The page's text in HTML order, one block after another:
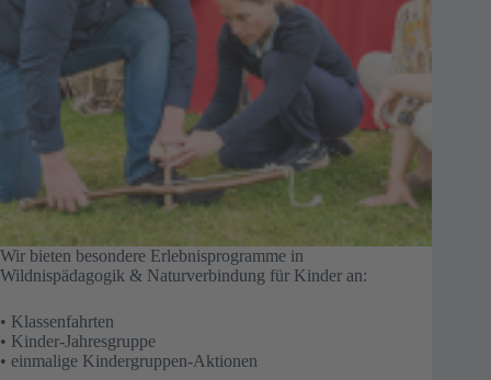
Wir bieten besondere Erlebnisprogramme in
Wildnispädagogik & Naturverbindung für Kinder an:
• Klassenfahrten
• Kinder-Jahresgruppe
• einmalige Kindergruppen-Aktionen